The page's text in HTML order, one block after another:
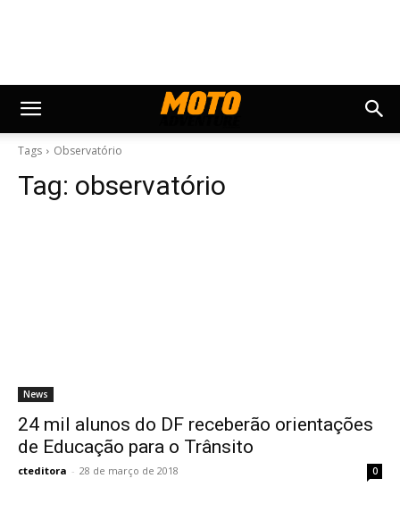
Tags Observatório
Tag: observatório
News
24 mil alunos do DF receberão orientações
de Educação para o Trânsito
cteditora - 28 de março de 2018 0